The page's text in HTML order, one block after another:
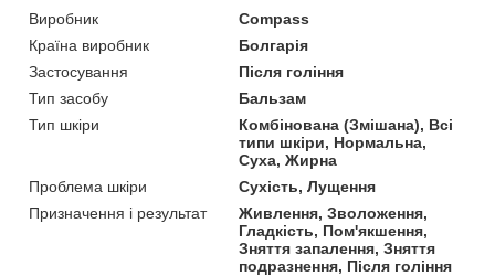
Виробник
Compass
Країна виробник
Болгарія
Застосування
Після гоління
Тип засобу
Бальзам
Тип шкіри
Комбінована (Змішана), Всі
типи шкіри, Нормальна,
Суха, Жирна
Проблема шкіри
Сухість, Лущення
Призначення і результат
Живлення, Зволоження,
Гладкість, Пом'якшення,
Зняття запалення, Зняття
подразнення, Після гоління